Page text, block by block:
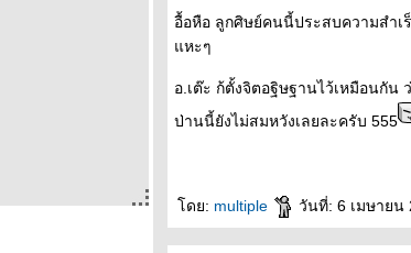
อื้อหือ ลูกศิษย์คนนี้ประสบความสำเ
หะๆ
อ.เต๊ะ ก้ตั้งจิตอฐิษฐานไว้เหมือนกัน
ป่านนี้ยังไม่สมหวังเลยละครับ 555
ดย: multiple วันที่: 6 เมษายน